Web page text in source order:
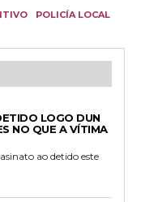
POLICÍA LOCAL
LOGO DUN
NO QUE A VÍTIMA
ao detido este